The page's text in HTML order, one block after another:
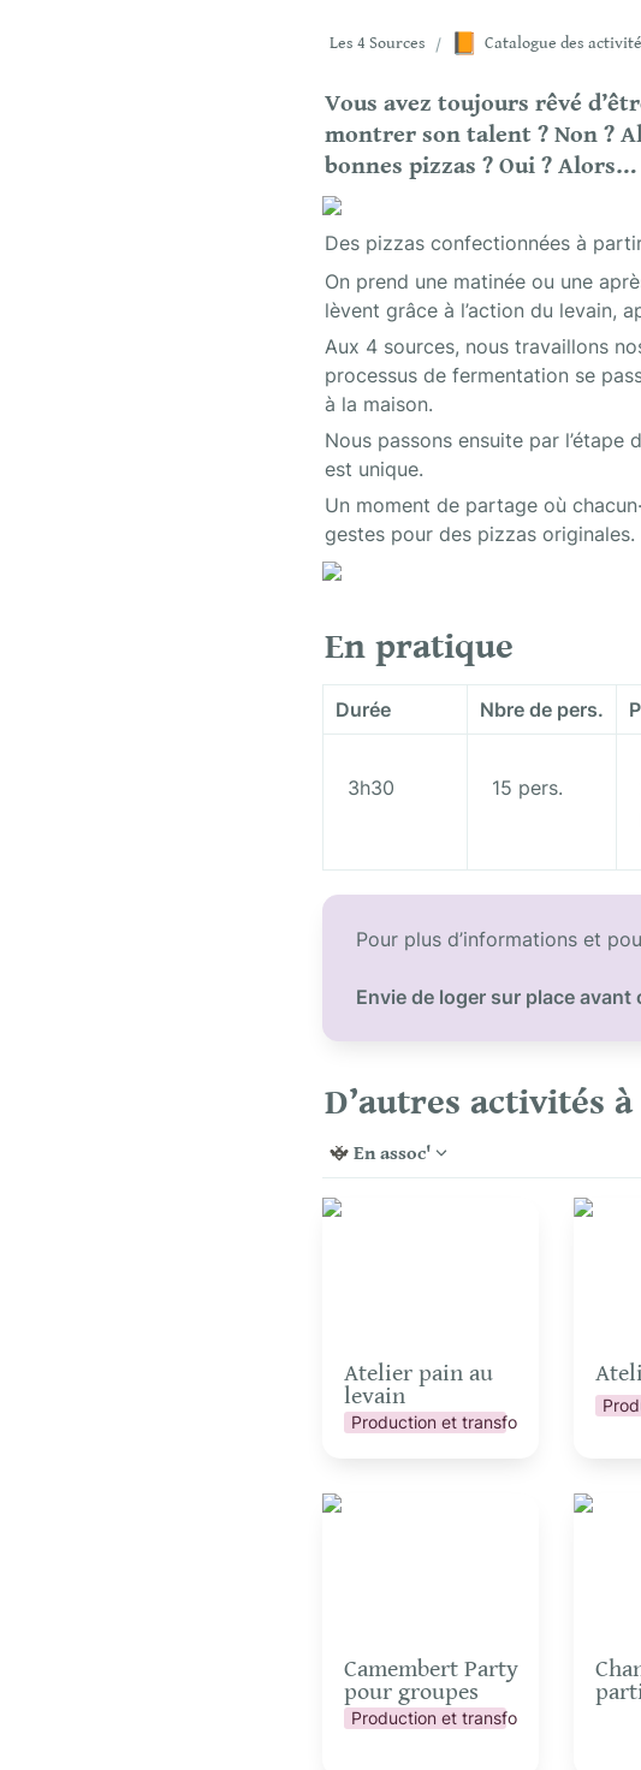
Les 4 Sources / Catalogue des
Vous avez toujours rêvé
montrer son talent ? Non ?
bonnes pizzas ? Oui ? Alors…
Des pizzas confectionnées à
On prend une matinée ou une
lèvent grâce à l’action du levain,
Aux 4 sources, nous travaillons
processus de fermentation se
à la maison.
Nous passons ensuite par
est unique.
Un moment de partage où
gestes pour des pizzas originales.
En pratique
Durée Nbre de pers.
Pour plus d’informations et
Envie de loger sur place avant
D’autres activités
En assoc'
Atelier pain au levain
Atelier pain au
levain
Production et transformation
Atelier
Camembert Party pour
Camembert Party
pour groupes
Production et transformation